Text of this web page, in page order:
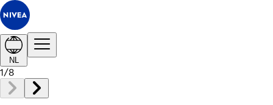
NL
1/8